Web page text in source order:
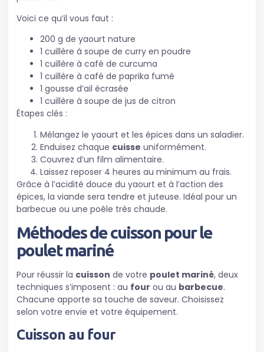
Voici ce qu’il vous faut :
200 g de yaourt nature
1 cuillère à soupe de curry en poudre
1 cuillère à café de curcuma
1 cuillère à café de paprika fumé
1 gousse d’ail écrasée
1 cuillère à soupe de jus de citron
Étapes clés :
Mélangez le yaourt et les épices dans un saladier.
Enduisez chaque cuisse uniformément.
Couvrez d’un film alimentaire.
Laissez reposer 4 heures au minimum au frais.
Grâce à l’acidité douce du yaourt et à l’action des
épices, la viande sera tendre et juteuse. Idéal pour un
barbecue ou une poêle très chaude.
Méthodes de cuisson pour le
poulet mariné
Pour réussir la cuisson de votre poulet mariné, deux
techniques s’imposent : au four ou au barbecue.
Chacune apporte sa touche de saveur. Choisissez
selon votre envie et votre équipement.
Cuisson au four